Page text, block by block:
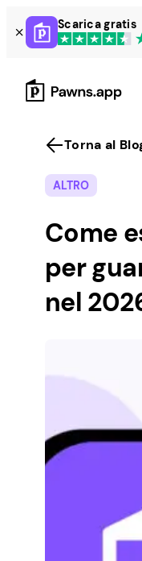
Skip
to
content
Scarica gratis
Torna al
ALTRO
Come
per
nel